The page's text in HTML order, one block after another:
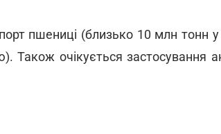
пшениці (близько 10 млн тонн у
очікується застосування